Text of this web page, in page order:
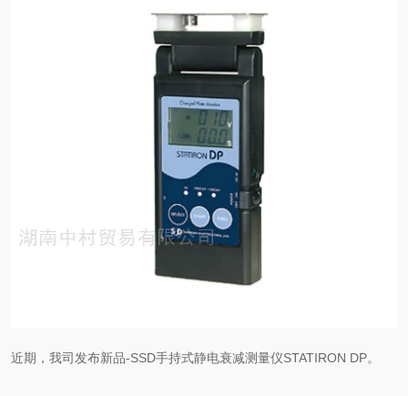
近期，我司发布新品-SSD手持式静电衰减测量仪STATIRON DP。